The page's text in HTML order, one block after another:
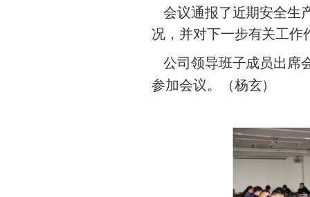
会议通报了近期安全生
况，并对下一步有关工作
公司领导班子成员出席
参加会议。（杨玄）